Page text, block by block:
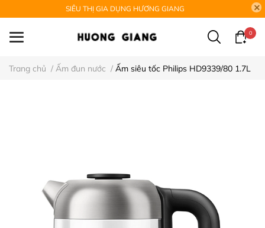
SIÊU THỊ GIA DỤNG HƯƠNG GIANG
0
Trang chủ / Ấm đun nước / Ấm siêu tốc Philips HD9339/80 1.7L